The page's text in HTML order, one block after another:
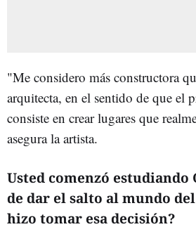
"Me considero más constructora
arquitecta, en el sentido de que el
consiste en crear lugares que
asegura la artista.
Usted comenzó estudiando
de dar el salto al mundo
hizo tomar esa decisión?